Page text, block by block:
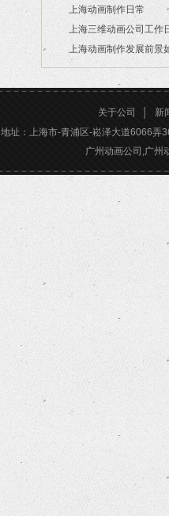
2026/03/16
上海动画制作日常
2026/03/12
上海三维动画公司工作
2026/02/28
上海动画制作发展前景
2026/02/24
关于公司
新
地址：上海市-青浦区-崧泽大道6066弄
广州动画公司,广州